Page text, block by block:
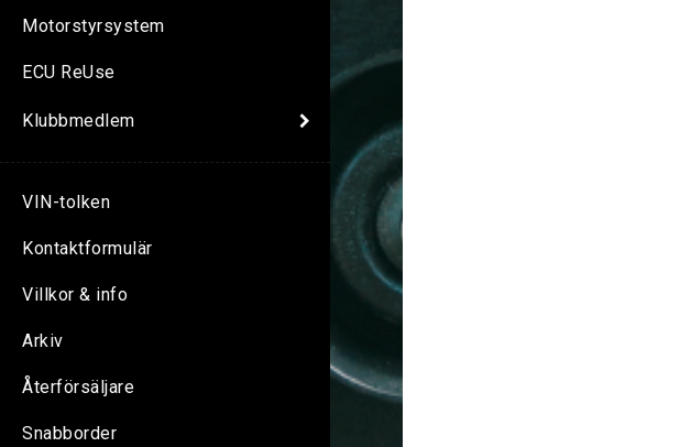
Motorstyrsystem
ECU ReUse
Klubbmedlem
VIN-tolken
Kontaktformulär
Villkor & info
Arkiv
Återförsäljare
Snabborder